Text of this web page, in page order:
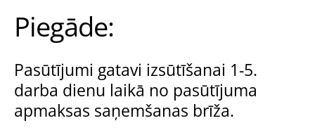
Piegāde:
Pasūtījumi gatavi izsūtīšanai 1-5.
darba dienu laikā no pasūtījuma
apmaksas saņemšanas brīža.